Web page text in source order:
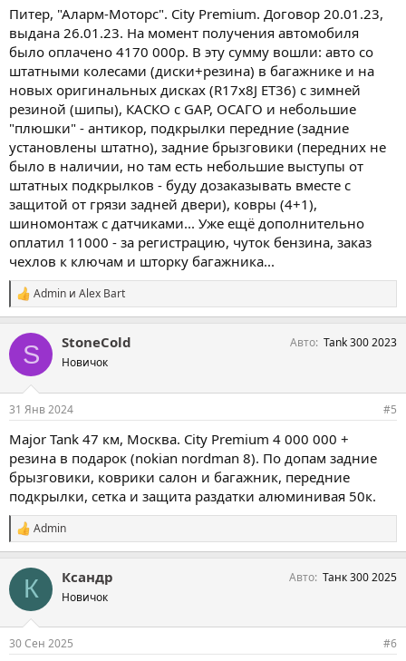
Питер, "Аларм-Моторс". City Premium. Договор 20.01.23,
выдана 26.01.23. На момент получения автомобиля
было оплачено 4170 000р. В эту сумму вошли: авто со
штатными колесами (диски+резина) в багажнике и на
новых оригинальных дисках (R17х8J ЕТ36) с зимней
резиной (шипы), КАСКО c GAP, ОСАГО и небольшие
"плюшки" - антикор, подкрылки передние (задние
установлены штатно), задние брызговики (передних не
было в наличии, но там есть небольшие выступы от
штатных подкрылков - буду дозаказывать вместе с
защитой от грязи задней двери), ковры (4+1),
шиномонтаж с датчиками... Уже ещё дополнительно
оплатил 11000 - за регистрацию, чуток бензина, заказ
чехлов к ключам и шторку багажника...
С
и
п
т
Admin и Alex Bart
S StoneCold
Новичок
Авто Tank 300 2023
31 Янв 2024 #5
Major Tank 47 км, Москва. City Premium 4 000 000 +
резина в подарок (nokian nordman 8). По допам задние
брызговики, коврики салон и багажник, передние
подкрылки, сетка и защита раздатки алюминивая 50к.
С
и
п
т
:
Admin
К Ксандр
Новичок
Авто Танк 300 2025
30 Сен 2025 #6